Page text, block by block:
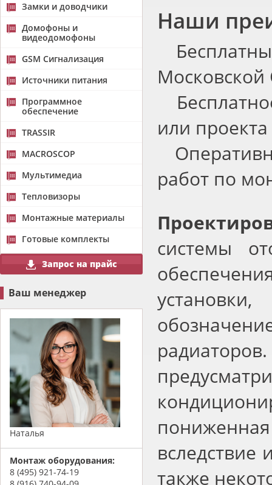
Замки и доводчики
Домофоны и
видеодомофоны
GSM Сигнализация
Источники питания
Программное
обеспечение
TRASSIR
MACROSCOP
Мультимедиа
Тепловизоры
Монтажные материалы
Готовые комплекты
Запрос на прайс
Ваш менеджер
Наталья
Монтаж оборудования:
8 (495) 921-74-19
Наши
Московской
или проекта
работ по
системы
вследствие
также